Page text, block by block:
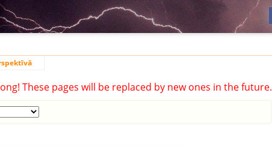
These pages will be replaced by new ones in the future.